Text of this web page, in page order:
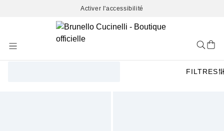
Activer l'accessibilité
Content
FILTRES